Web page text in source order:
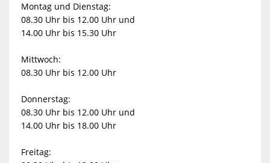
Montag und Dienstag:
08.30 Uhr bis 12.00 Uhr und
14.00 Uhr bis 15.30 Uhr
Mittwoch:
08.30 Uhr bis 12.00 Uhr
Donnerstag:
08.30 Uhr bis 12.00 Uhr und
14.00 Uhr bis 18.00 Uhr
Freitag: